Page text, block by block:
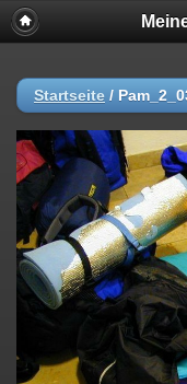
Startseite /